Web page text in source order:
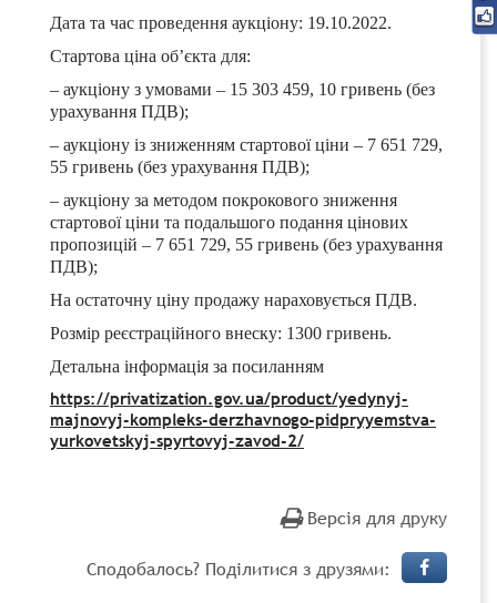
Дата та час проведення аукціону: 19.10.2022.
Стартова ціна об’єкта для:
– аукціону з умовами – 15 303 459, 10 гривень (без
урахування ПДВ);
– аукціону із зниженням стартової ціни – 7 651 729,
55 гривень (без урахування ПДВ);
– аукціону за методом покрокового зниження
стартової ціни та подальшого подання цінових
пропозицій – 7 651 729, 55 гривень (без урахування
ПДВ);
На остаточну ціну продажу нараховується ПДВ.
Розмір реєстраційного внеску: 1300 гривень.
Детальна інформація за посиланням
https://privatization.gov.ua/product/yedynyj-
majnovyj-kompleks-derzhavnogo-pidpryyemstva-
yurkovetskyj-spyrtovyj-zavod-2/
Версія для друку
Сподобалось? Поділитися з друзями: